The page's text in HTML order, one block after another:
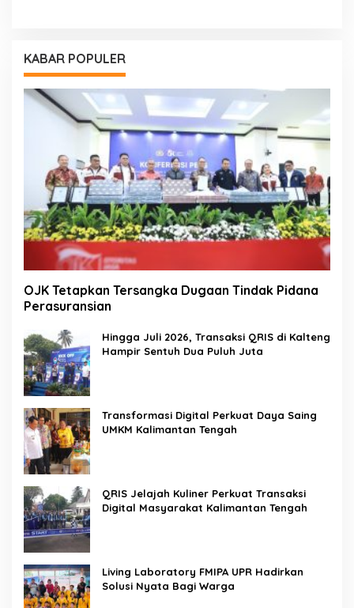
KABAR POPULER
OJK Tetapkan Tersangka Dugaan Tindak Pidana
Perasuransian
Hingga Juli 2026, Transaksi QRIS di Kalteng
Hampir Sentuh Dua Puluh Juta
Transformasi Digital Perkuat Daya Saing
UMKM Kalimantan Tengah
QRIS Jelajah Kuliner Perkuat Transaksi
Digital Masyarakat Kalimantan Tengah
Living Laboratory FMIPA UPR Hadirkan
Solusi Nyata Bagi Warga